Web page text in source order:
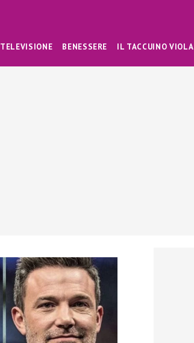
TELEVISIONE BENESSERE IL TACCUINO VIOLA